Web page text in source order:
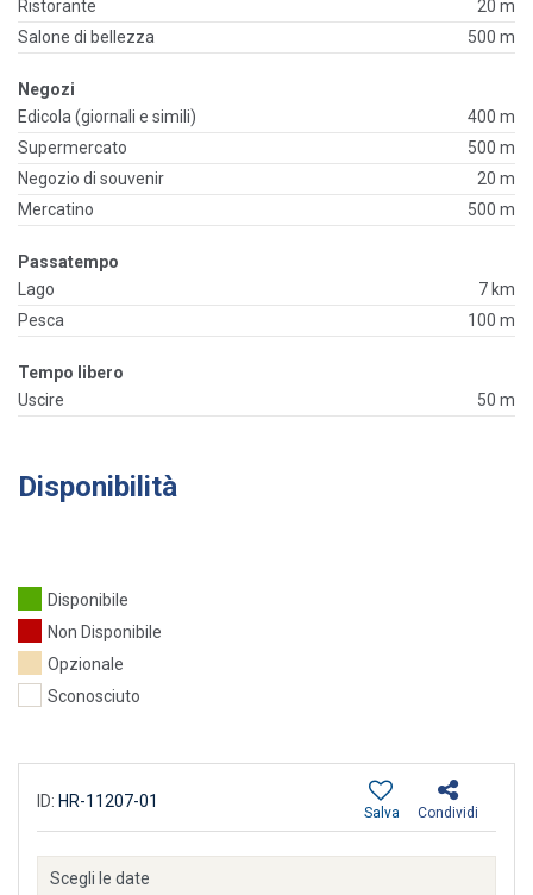
Ristorante
20 m
Salone di bellezza
500 m
Negozi
Edicola (giornali e simili)
400 m
Supermercato
500 m
Negozio di souvenir
20 m
Mercatino
500 m
Passatempo
Lago
7 km
Pesca
100 m
Tempo libero
Uscire
50 m
Disponibilità
Disponibile
Non Disponibile
Opzionale
Sconosciuto
ID: HR-11207-01
Condividi
Salva
Scegli le date